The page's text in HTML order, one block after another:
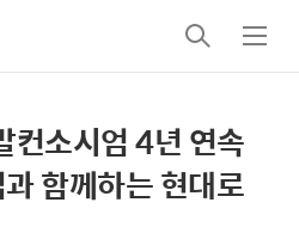
검
색
메
뉴
컨소시엄 4년 연속
함께하는 현대로